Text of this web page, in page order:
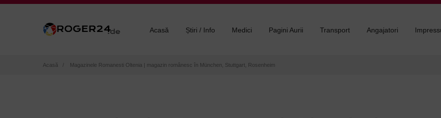
Acasă Știri / Info Medici Pagini Aurii Transport Angajatori
Breadcrumb
Acasă Magazinele Romanesti Oltenia | magazin românesc în München, Stuttgart, Rosenheim